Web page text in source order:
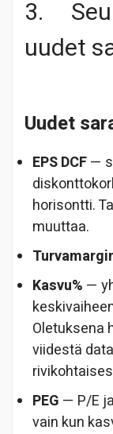
3.
uudet
Uudet
EPS DCF—
horisontti.
muuttaa.
Kasvu% —
Oletuksena
viidestä
PEG — P/E
vain kun